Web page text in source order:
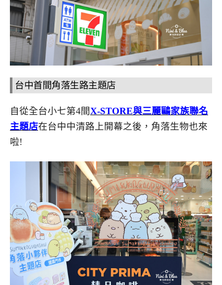
台中首間角落生路主題店
自從全台小七第4間X-STORE與三麗鷗家族聯名
主題店在台中中清路上開幕之後，角落生物也來
啦!